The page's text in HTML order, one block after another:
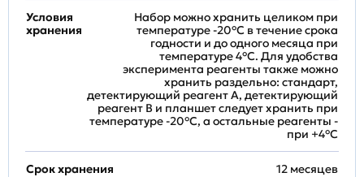
Условия
хранения
Набор можно хранить целиком при
температуре -20°C в течение срока
годности и до одного месяца при
температуре 4°C. Для удобства
эксперимента реагенты также можно
хранить раздельно: стандарт,
детектирующий реагент A, детектирующий
реагент B и планшет следует хранить при
температуре -20°C, а остальные реагенты -
при +4°С
Срок хранения 12 месяцев